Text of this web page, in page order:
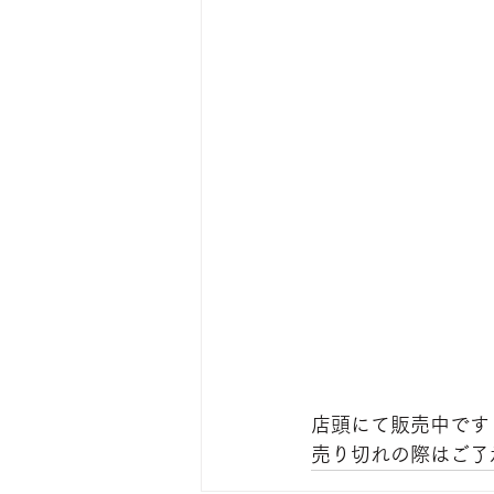
店頭にて販売中です
売り切れの際はご了